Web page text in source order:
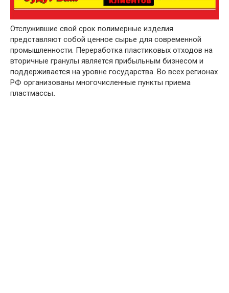
Отслужившие свой срок полимерные изделия
представляют собой ценное сырье для современной
промышленности. Переработка пластиковых отходов на
вторичные гранулы является прибыльным бизнесом и
поддерживается на уровне государства. Во всех регионах
РФ организованы многочисленные пункты приема
пластмассы.